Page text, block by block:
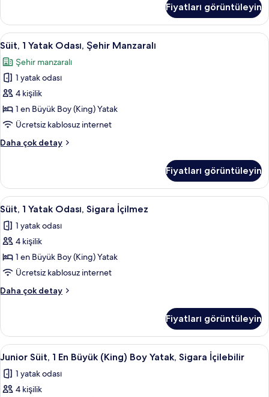
Sigara
İçilebilir
için
tüm
fotoğrafları
görün
Büyük
(King)
Boy
Engellilere
Uygun,
İçilebilir
hakkında
daha
fazla
detay
Fiyatları görüntüleyin
Süit,
1
Yatak
Odası,
Şehir
Manzaralı
için
fotoğrafları
Süit, 1 Yatak Odası, Şehir Manzaralı
9
Süit, 1 Yatak Odası, Şehir Manzaralı
Şehir manzaralı
1 yatak odası
4 kişilik
1 en Büyük Boy (King) Yatak
Ücretsiz kablosuz internet
Daha çok detay
Süit,
Şehir
Manzaralı
hakkında
fazla
detay
Fiyatları görüntüleyin
Süit,
1
Yatak
Odası,
Sigara
İçilmez
için
tüm
görün
Süit, 1 Yatak Odası, Sigara İçilmez |
6
Süit, 1 Yatak Odası, Sigara İçilmez
1 yatak odası
4 kişilik
1 en Büyük Boy (King) Yatak
Ücretsiz kablosuz internet
Daha çok detay
Süit,
Sigara
İçilmez
hakkında
fazla
detay
Fiyatları görüntüleyin
Junior
Süit,
En
Kaliteli yatak takımı, minibar, odada
11
Junior Süit, 1 En Büyük (King) Boy Yatak, Sigara İçilebilir
1 yatak odası
4 kişilik